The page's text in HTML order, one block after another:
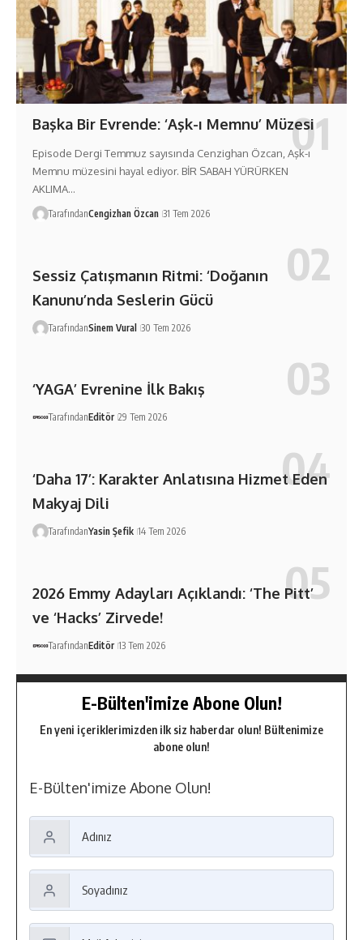
Başka Bir Evrende: ‘Aşk-ı Memnu’ Müzesi
Episode Dergi Temmuz sayısında Cenzighan Özcan, Aşk-ı
Memnu müzesini hayal ediyor. BİR SABAH YÜRÜRKEN
AKLIMA…
TarafındanCengizhan Özcan 31 Tem 2026
Sessiz Çatışmanın Ritmi: ‘Doğanın
Kanunu’nda Seslerin Gücü
TarafındanSinem Vural 30 Tem 2026
‘YAGA’ Evrenine İlk Bakış
TarafındanEditör 29 Tem 2026
‘Daha 17’: Karakter Anlatısına Hizmet Eden
Makyaj Dili
TarafındanYasin Şefik 14 Tem 2026
2026 Emmy Adayları Açıklandı: ‘The Pitt’
ve ‘Hacks’ Zirvede!
TarafındanEditör 13 Tem 2026
E-Bülten'imize Abone Olun!
En yeni içeriklerimizden ilk siz haberdar olun! Bültenimize
abone olun!
E-Bülten'imize Abone Olun!